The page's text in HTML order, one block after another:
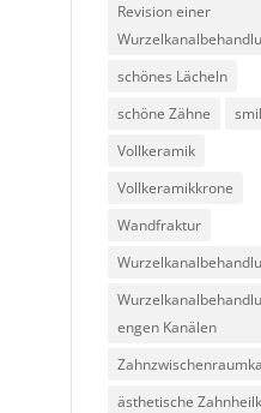
Revision einer
schönes Lächeln
schöne Zähne
Vollkeramik
Vollkeramikkrone
Wandfraktur
engen Kanälen
ästhetische